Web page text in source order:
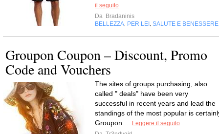
il seguito
Da Bradaninis
BELLEZZA PER LEI SALUTE E BENESSERE
Groupon Coupon – Discount, Promo
Code and Vouchers
The sites of groups purchasing, also
called " deals" have been very
successful in recent years and lead the
standings of the most popular is
Groupon....
Leggere il seguito